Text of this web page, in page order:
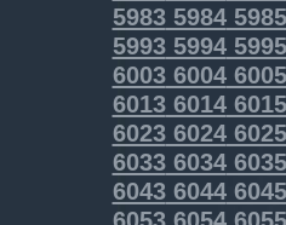
598359845985
599359945995
600360046005
601360146015
602360246025
603360346035
604360446045